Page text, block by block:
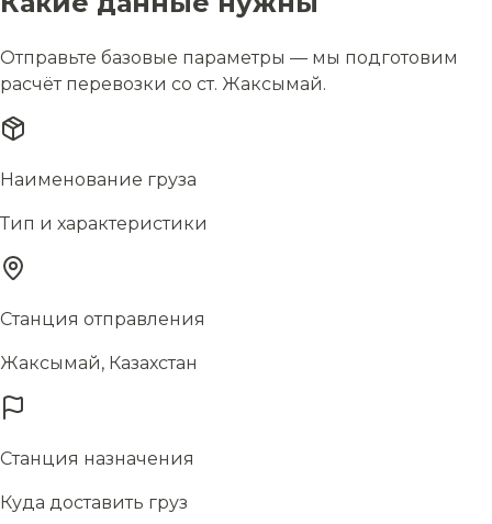
Отправьте базовые параметры — мы подготовим
расчёт перевозки со ст. Жаксымай.
Наименование груза
Тип и характеристики
Станция отправления
Жаксымай, Казахстан
Станция назначения
Куда доставить груз